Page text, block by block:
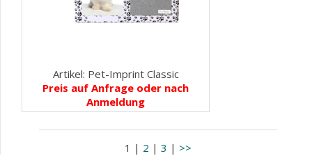
Artikel: Pet-Imprint Classic
Preis auf Anfrage oder nach
Anmeldung
1 | 2 | 3 | >>